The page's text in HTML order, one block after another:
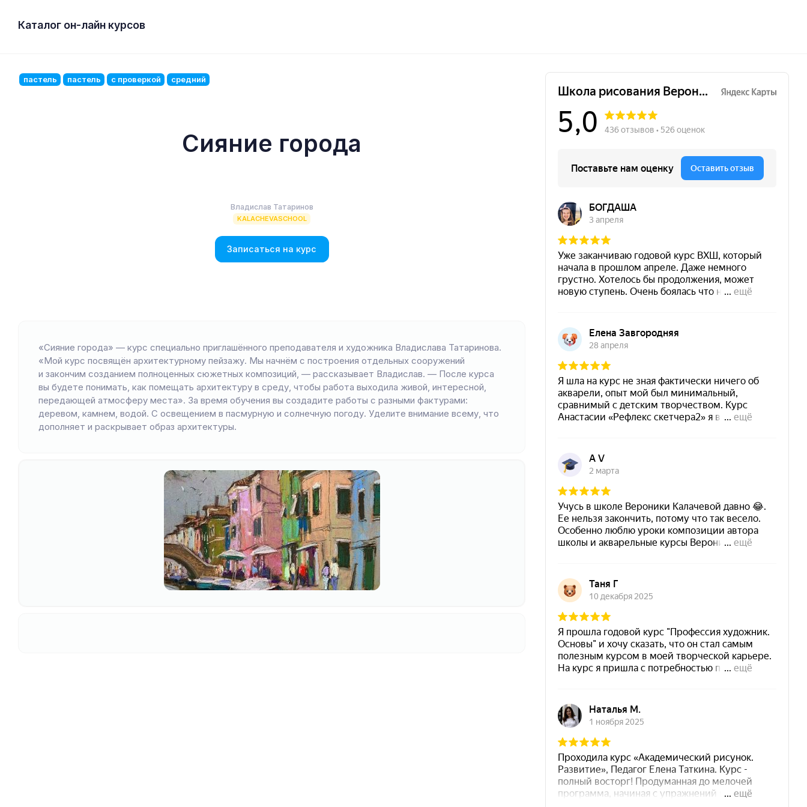
Каталог он-лайн курсов
пастель пастель с проверкой средний
Сияние города
Владислав Татаринов
KALACHEVASCHOOL
Записаться на курс
«Сияние города» — курс специально приглашённого преподавателя и художника Владислава Татаринова.
«Мой курс посвящён архитектурному пейзажу. Мы начнём с построения отдельных сооружений
и закончим созданием полноценных сюжетных композиций, — рассказывает Владислав. — После курса
вы будете понимать, как помещать архитектуру в среду, чтобы работа выходила живой, интересной,
передающей атмосферу места». За время обучения вы создадите работы с разными фактурами:
деревом, камнем, водой. С освещением в пасмурную и солнечную погоду. Уделите внимание всему, что
дополняет и раскрывает образ архитектуры.